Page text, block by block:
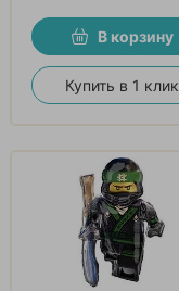
В корзину
Купить в 1 клик